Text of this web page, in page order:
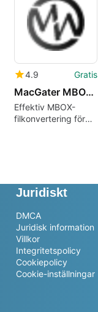
4.9 Gratis
MacGater MBOX Converter
Effektiv MBOX-
filkonvertering för
Juridiskt
DMCA
Juridisk information
Villkor
Integritetspolicy
Cookiepolicy
Cookie-inställningar